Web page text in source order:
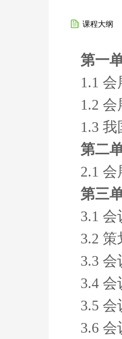
课程大纲
第一
1.1
1.2
1.3
第二
2.1
第三
3.1
3.2 策
3.3
3.4
3.5
3.6